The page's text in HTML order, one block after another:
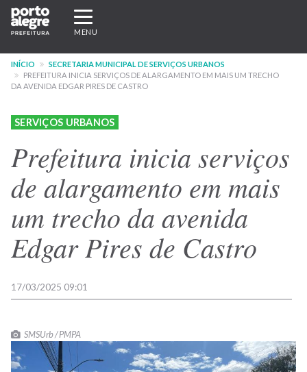
Pular
para
conteúdo
principal
Expandir/recolher
navegação
MENU
INÍCIO
SECRETARIA MUNICIPAL DE SERVIÇOS URBANOS
PREFEITURA INICIA SERVIÇOS DE ALARGAMENTO EM MAIS UM TRECHO
DA AVENIDA EDGAR PIRES DE CASTRO
SERVIÇOS URBANOS
Prefeitura inicia serviços
de alargamento em mais
um trecho da avenida
Edgar Pires de Castro
17/03/2025 09:01
SMSUrb / PMPA